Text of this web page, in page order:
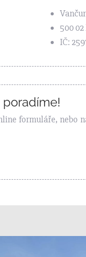
500
IČ:
poradíme!
formuláře, nebo